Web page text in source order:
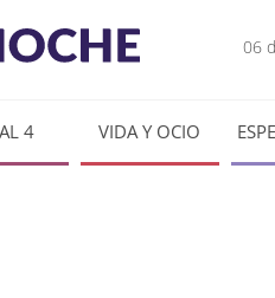
06
4 VIDA Y OCIO